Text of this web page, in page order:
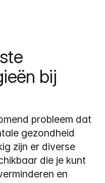
bij
probleem dat
gezondheid
zijn er diverse
die je kunt
en